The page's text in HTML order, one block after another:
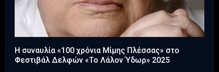
Η συναυλία «100 χρόνια Μίμης Πλέσσας» στο
Φεστιβάλ Δελφών «Το Λάλον Ύδωρ» 2025